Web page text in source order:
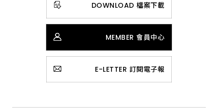
DOWNLOAD 檔案下載
MEMBER 會員中心
E-LETTER 訂閱電子報